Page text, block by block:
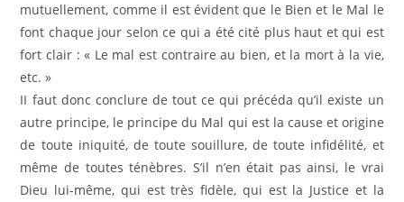
mutuellement, comme il est évident que le Bien et le Mal le
font chaque jour selon ce qui a été cité plus haut et qui est
fort clair : « Le mal est contraire au bien, et la mort à la vie,
etc. »
II faut donc conclure de tout ce qui précéda qu’il existe un
autre principe, le principe du Mal qui est la cause et origine
de toute iniquité, de toute souillure, de toute infidélité, et
même de toutes ténèbres. S’il n’en était pas ainsi, le vrai
Dieu lui-même, qui est très fidèle, qui est la Justice et la